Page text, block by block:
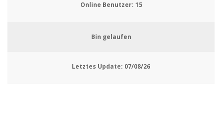
Online Benutzer: 17
Bin gelaufen
Letztes Update: 07/08/26